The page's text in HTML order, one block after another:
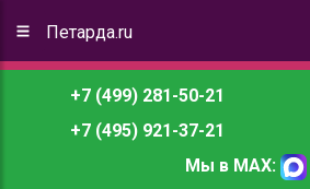
Петарда.ru
+7 (499) 281-50-21
+7 (495) 921-37-21
Мы в MAX: